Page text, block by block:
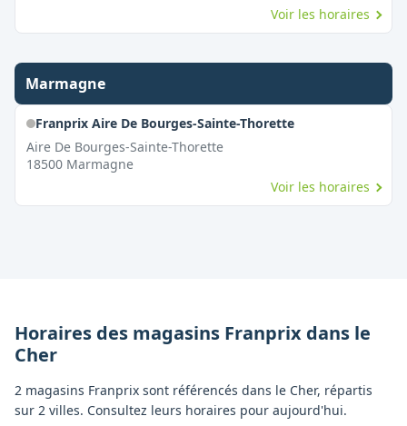
Voir les horaires
Marmagne
Franprix Aire De Bourges-Sainte-Thorette
Aire De Bourges-Sainte-Thorette
18500 Marmagne
Voir les horaires
Horaires des magasins Franprix dans le
Cher
2 magasins Franprix sont référencés dans le Cher, répartis
sur 2 villes. Consultez leurs horaires pour aujourd'hui.